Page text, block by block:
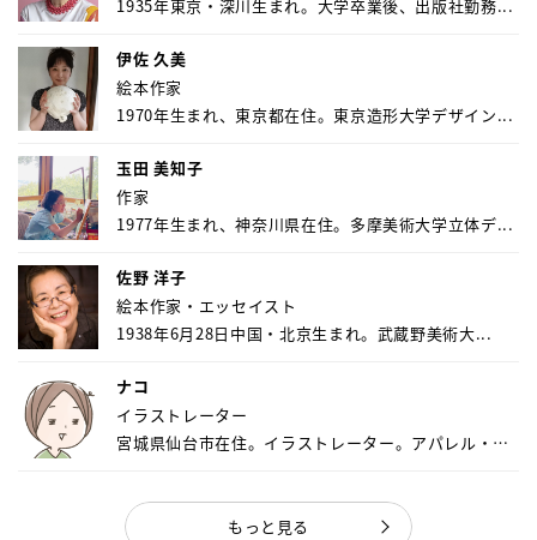
1935年東京・深川生まれ。大学卒業後、出版社勤務...
伊佐 久美
絵本作家
1970年生まれ、東京都在住。東京造形大学デザイン...
玉田 美知子
作家
1977年生まれ、神奈川県在住。多摩美術大学立体デ...
佐野 洋子
絵本作家・エッセイスト
1938年6月28日中国・北京生まれ。武蔵野美術大...
ナコ
イラストレーター
宮城県仙台市在住。イラストレーター。アパレル・キ
もっと見る